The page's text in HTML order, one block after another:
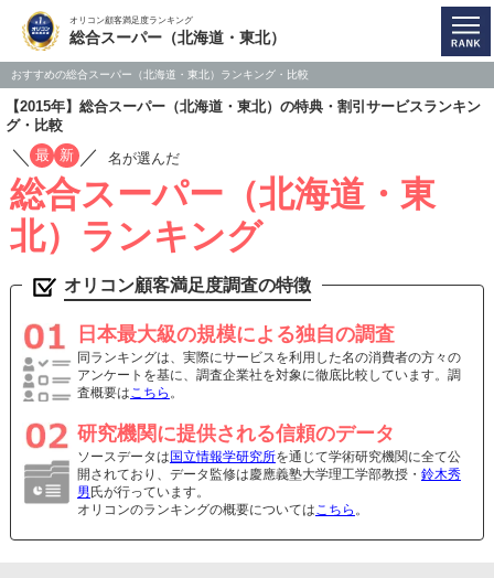
オリコン顧客満足度ランキング
総合スーパー（北海道・東北）
おすすめの総合スーパー（北海道・東北）ランキング・比較
【2015年】総合スーパー（北海道・東北）の特典・割引サービスランキン
グ・比較
／ 最 新 ／ 名が選んだ
総合スーパー（北海道・東
北）ランキング
オリコン顧客満足度調査の特徴
日本最大級の規模による独自の調査
同ランキングは、実際にサービスを利用した名の消費者の方々の
アンケートを基に、調査企業社を対象に徹底比較しています。調
査概要はこちら 。
研究機関に提供される信頼のデータ
ソースデータは 国立情報学研究所を通じて学術研究機関に全て公
開されており、データ監修は慶應義塾大学理工学部教授・ 鈴木秀
男 氏が行っています。
オリコンのランキングの概要についてはこちら 。